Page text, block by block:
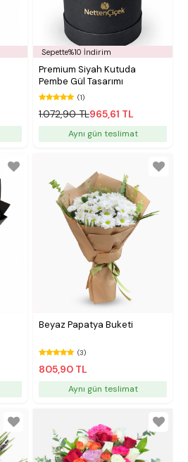
Sepette%10 İndirim
Premium Siyah Kutuda
Pembe Gül Tasarımı
(1)
1.072,90 TL965,61 TL
Aynı gün teslimat
Beyaz Papatya Buketi
(3)
805,90 TL
Aynı gün teslimat